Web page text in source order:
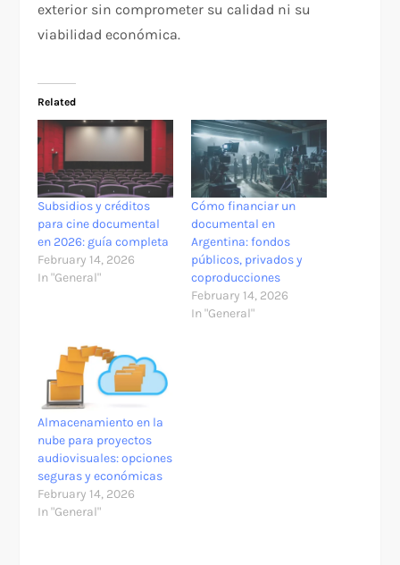
exterior sin comprometer su calidad ni su
viabilidad económica.
Related
Subsidios y créditos
para cine documental
en 2026: guía completa
February 14, 2026
In "General"
Cómo financiar un
documental en
Argentina: fondos
públicos, privados y
coproducciones
February 14, 2026
In "General"
Almacenamiento en la
nube para proyectos
audiovisuales: opciones
seguras y económicas
February 14, 2026
In "General"